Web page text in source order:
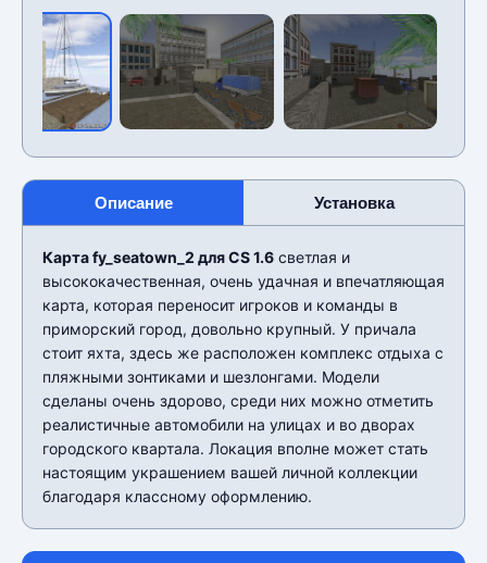
Описание Установка
Карта fy_seatown_2 для CS 1.6 светлая и
высококачественная, очень удачная и впечатляющая
карта, которая переносит игроков и команды в
приморский город, довольно крупный. У причала
стоит яхта, здесь же расположен комплекс отдыха с
пляжными зонтиками и шезлонгами. Модели
сделаны очень здорово, среди них можно отметить
реалистичные автомобили на улицах и во дворах
городского квартала. Локация вполне может стать
настоящим украшением вашей личной коллекции
благодаря классному оформлению.